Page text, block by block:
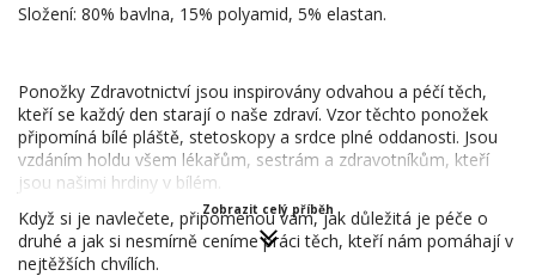
Složení: 80% bavlna, 15% polyamid, 5% elastan.
Ponožky Zdravotnictví jsou inspirovány odvahou a péčí těch,
kteří se každý den starají o naše zdraví. Vzor těchto ponožek
připomíná bílé pláště, stetoskopy a srdce plné oddanosti. Jsou
vzdáním holdu všem lékařům, sestrám a zdravotníkům, kteří
jsou našimi hrdiny v bílém.
Když si je navlečete, připomenou vám, jak důležitá je péče o
druhé a jak si nesmírně ceníme práci těch, kteří nám pomáhají v
nejtěžších chvílích.
Zobrazit celý příběh